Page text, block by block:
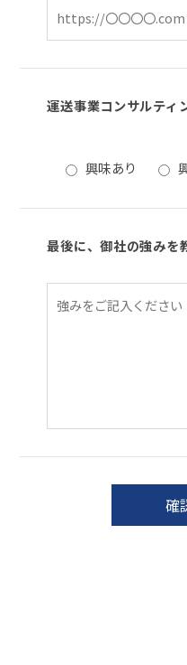
運送事業コンサルティ
興味あり
最後に、御社の強みを